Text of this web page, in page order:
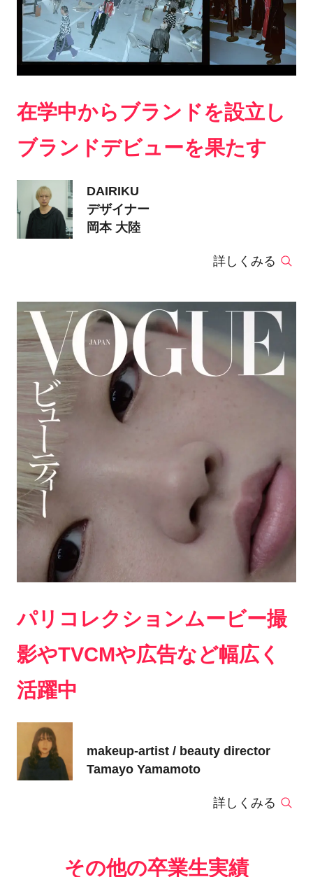
在学中からブランドを設立し
ブランドデビューを果たす
DAIRIKU
デザイナー
岡本 大陸
詳しくみる
パリコレクションムービー撮
影やTVCMや広告など幅広く
活躍中
makeup-artist / beauty director
Tamayo Yamamoto
詳しくみる
その他の卒業生実績